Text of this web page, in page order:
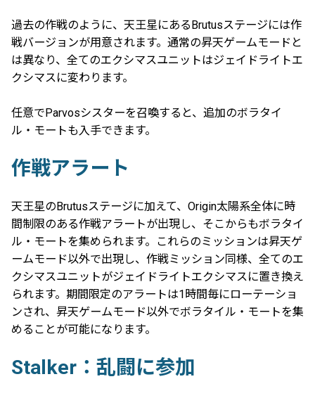
過去の作戦のように、天王星にあるBrutusステージには作
戦バージョンが用意されます。通常の昇天ゲームモードと
は異なり、全てのエクシマスユニットはジェイドライトエ
クシマスに変わります。
任意でParvosシスターを召喚すると、追加のボラタイ
ル・モートも入手できます。
作戦アラート
天王星のBrutusステージに加えて、Origin太陽系全体に時
間制限のある作戦アラートが出現し、そこからもボラタイ
ル・モートを集められます。これらのミッションは昇天ゲ
ームモード以外で出現し、作戦ミッション同様、全てのエ
クシマスユニットがジェイドライトエクシマスに置き換え
られます。期間限定のアラートは1時間毎にローテーショ
ンされ、昇天ゲームモード以外でボラタイル・モートを集
めることが可能になります。
Stalker：乱闘に参加